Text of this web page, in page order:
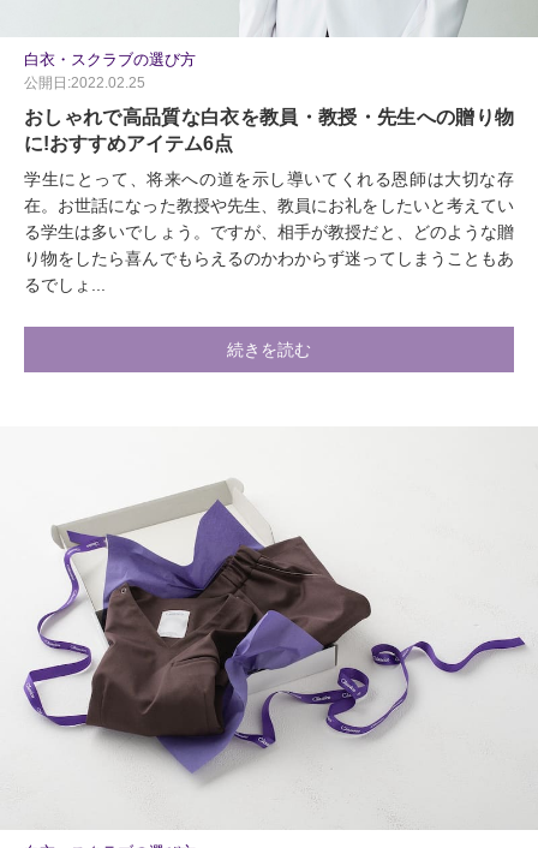
白衣・スクラブの選び方
公開日:2022.02.25
おしゃれで高品質な白衣を教員・教授・先生への贈り物
に!おすすめアイテム6点
学生にとって、将来への道を示し導いてくれる恩師は大切な存
在。お世話になった教授や先生、教員にお礼をしたいと考えてい
る学生は多いでしょう。ですが、相手が教授だと、どのような贈
り物をしたら喜んでもらえるのかわからず迷ってしまうこともあ
るでしょ...
続きを読む